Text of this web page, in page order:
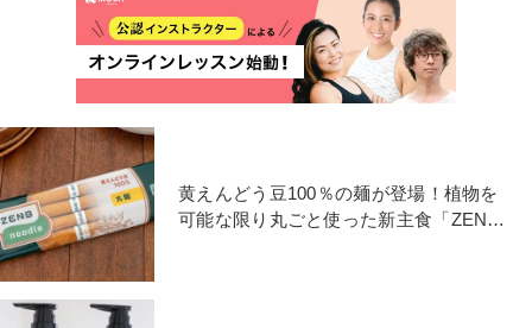
黄えんどう豆100％の麺が登場！植物を
可能な限り丸ごと使った新主食「ZENB